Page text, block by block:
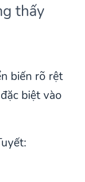
thấy
biến rõ rệt
biệt vào